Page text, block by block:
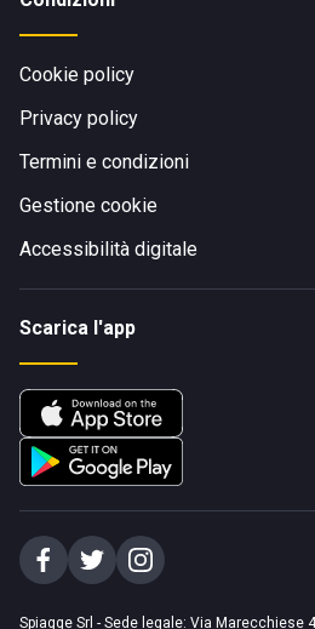
Cookie policy
Privacy policy
Termini e condizioni
Gestione cookie
Accessibilità digitale
Scarica l'app
Spiagge Srl - Sede legale: Via Marecchiese